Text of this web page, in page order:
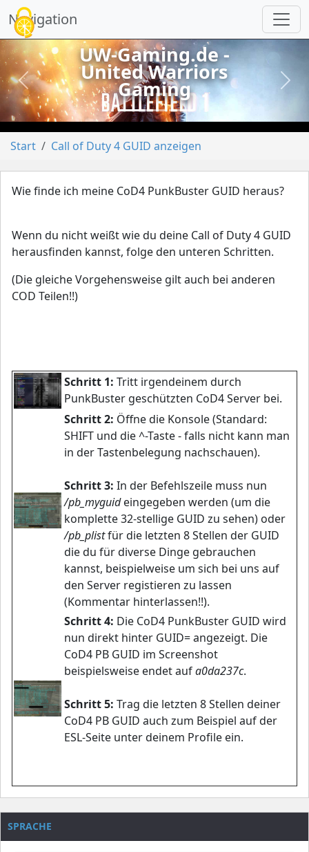
Navigation
vorheriges
UW-Gaming.de -
United Warriors
Gaming
Start Call of Duty 4 GUID anzeigen
Wie finde ich meine CoD4 PunkBuster GUID heraus?
Wenn du nicht weißt wie du deine Call of Duty 4 GUID
herausfinden kannst, folge den unteren Schritten.
(Die gleiche Vorgehensweise gilt auch bei anderen
COD Teilen!!)
Schritt 1: Tritt irgendeinem durch
PunkBuster geschützten CoD4 Server bei.
Schritt 2: Öffne die Konsole (Standard:
SHIFT und die ^-Taste - falls nicht kann man
in der Tastenbelegung nachschauen).
Schritt 3: In der Befehlszeile muss nun
/pb_myguideingegeben werden (um die
komplette 32-stellige GUID zu sehen) oder
/pb_plistfür die letzten 8 Stellen der GUID
die du für diverse Dinge gebrauchen
kannst, beispielweise um sich bei uns auf
den Server registieren zu lassen
(Kommentar hinterlassen!!).
Schritt 4: Die CoD4 PunkBuster GUID wird
nun direkt hinter GUID= angezeigt. Die
CoD4 PB GUID im Screenshot
beispielsweise endet aufa0da237c.
Schritt 5: Trag die letzten 8 Stellen deiner
CoD4 PB GUID auch zum Beispiel auf der
ESL-Seite unter deinem Profile ein.
SPRACHE
Cookie-Einstellungen